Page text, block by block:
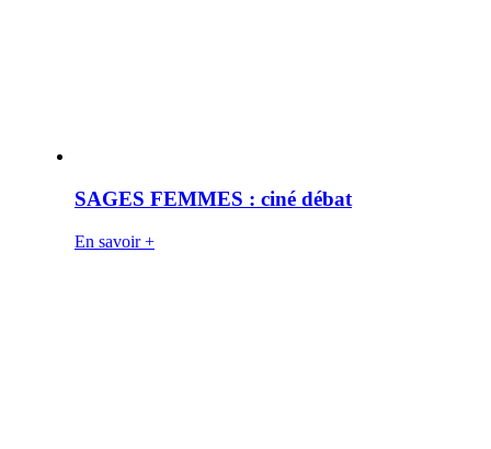
SAGES FEMMES : ciné débat
En savoir +